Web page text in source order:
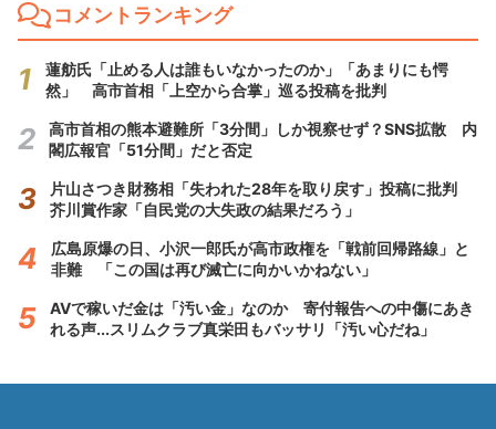
コメントランキング
蓮舫氏「止める人は誰もいなかったのか」「あまりにも愕
然」 高市首相「上空から合掌」巡る投稿を批判
高市首相の熊本避難所「3分間」しか視察せず？SNS拡散 内
閣広報官「51分間」だと否定
片山さつき財務相「失われた28年を取り戻す」投稿に批判
芥川賞作家「自民党の大失政の結果だろう」
広島原爆の日、小沢一郎氏が高市政権を「戦前回帰路線」と
非難 「この国は再び滅亡に向かいかねない」
AVで稼いだ金は「汚い金」なのか 寄付報告への中傷にあき
れる声...スリムクラブ真栄田もバッサリ「汚い心だね」